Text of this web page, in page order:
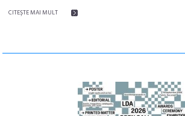
CITEŞTE MAI MULT